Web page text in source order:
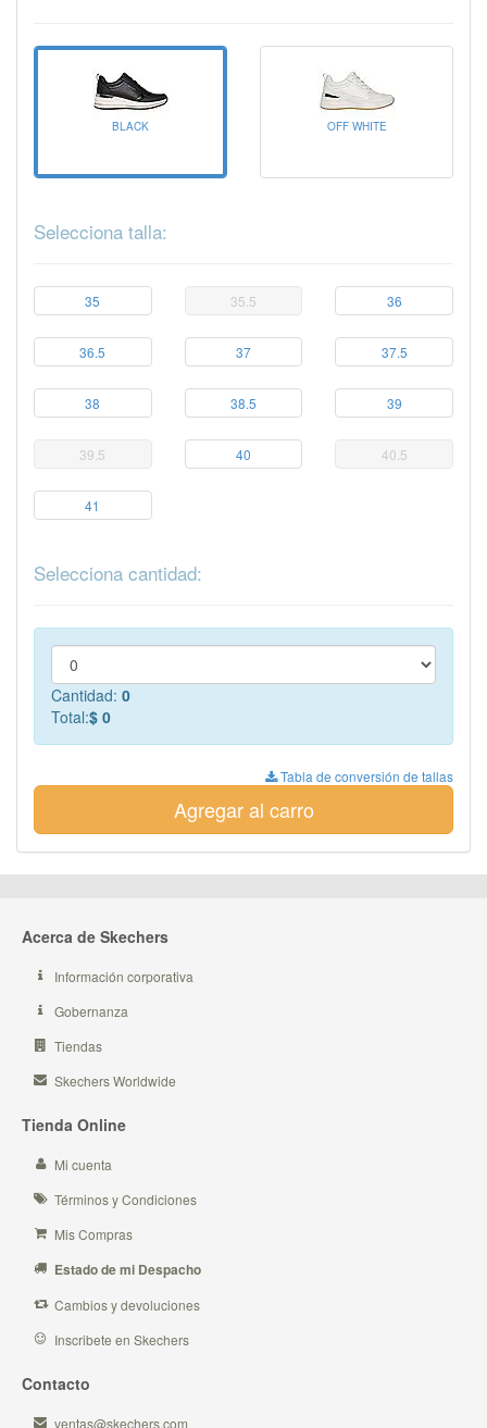
BLACK OFF WHITE
Selecciona talla:
35 35.5 36
36.5 37 37.5
38 38.5 39
39.5 40 40.5
41
Selecciona cantidad:
Cantidad: 0
Total:$ 0
Tabla de conversión de tallas
Agregar al carro
Acerca de Skechers
Información corporativa
Gobernanza
Tiendas
Skechers Worldwide
Tienda Online
Mi cuenta
Términos y Condiciones
Mis Compras
Estado de mi Despacho
Cambios y devoluciones
Inscribete en Skechers
Contacto
ventas@skechers.com